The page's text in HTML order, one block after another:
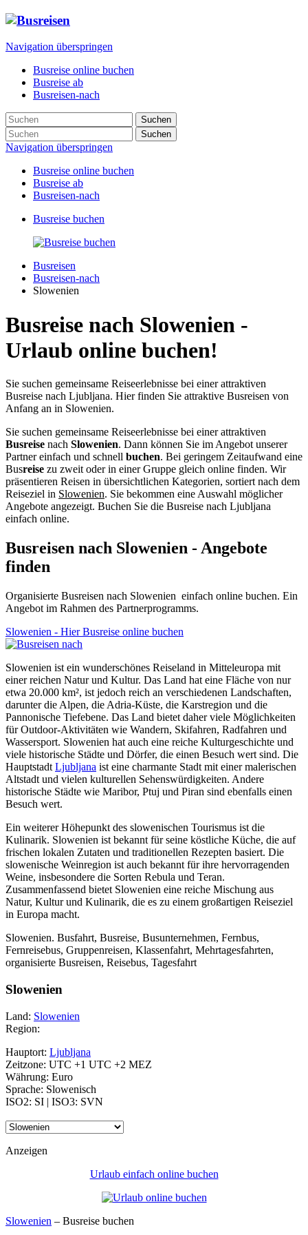
Navigation überspringen
Busreise online buchen
Busreise ab
Busreisen-nach
Suchen
Suchen
Navigation überspringen
Busreise online buchen
Busreise ab
Busreisen-nach
Busreise buchen
Busreisen
Busreisen-nach
Slowenien
Busreise nach Slowenien -
Urlaub online buchen!
Sie suchen gemeinsame Reiseerlebnisse bei einer attraktiven
Busreise nach Ljubljana. Hier finden Sie attraktive Busreisen von
Anfang an in Slowenien.
Sie suchen gemeinsame Reiseerlebnisse bei einer attraktiven
Busreise nach Slowenien. Dann können Sie im Angebot unserer
Partner einfach und schnell buchen. Bei geringem Zeitaufwand eine
Busreise zu zweit oder in einer Gruppe gleich online finden. Wir
präsentieren Reisen in übersichtlichen Kategorien, sortiert nach dem
Reiseziel in Slowenien. Sie bekommen eine Auswahl möglicher
Angebote angezeigt. Buchen Sie die Busreise nach Ljubljana
einfach online.
Busreisen nach Slowenien - Angebote
finden
Organisierte Busreisen nach Slowenien einfach online buchen. Ein
Angebot im Rahmen des Partnerprogramms.
Slowenien - Hier Busreise online buchen
Slowenien ist ein wunderschönes Reiseland in Mitteleuropa mit
einer reichen Natur und Kultur. Das Land hat eine Fläche von nur
etwa 20.000 km², ist jedoch reich an verschiedenen Landschaften,
darunter die Alpen, die Adria-Küste, die Karstregion und die
Pannonische Tiefebene. Das Land bietet daher viele Möglichkeiten
für Outdoor-Aktivitäten wie Wandern, Skifahren, Radfahren und
Wassersport. Slowenien hat auch eine reiche Kulturgeschichte und
viele historische Städte und Dörfer, die einen Besuch wert sind. Die
Hauptstadt Ljubljana ist eine charmante Stadt mit einer malerischen
Altstadt und vielen kulturellen Sehenswürdigkeiten. Andere
historische Städte wie Maribor, Ptuj und Piran sind ebenfalls einen
Besuch wert.
Ein weiterer Höhepunkt des slowenischen Tourismus ist die
Kulinarik. Slowenien ist bekannt für seine köstliche Küche, die auf
frischen lokalen Zutaten und traditionellen Rezepten basiert. Die
slowenische Weinregion ist auch bekannt für ihre hervorragenden
Weine, insbesondere die Sorten Rebula und Teran.
Zusammenfassend bietet Slowenien eine reiche Mischung aus
Natur, Kultur und Kulinarik, die es zu einem großartigen Reiseziel
in Europa macht.
Slowenien. Busfahrt, Busreise, Busunternehmen, Fernbus,
Fernreisebus, Gruppenreisen, Klassenfahrt, Mehrtagesfahrten,
organisierte Busreisen, Reisebus, Tagesfahrt
Slowenien
Land: Slowenien
Region:
Hauptort: Ljubljana
Zeitzone: UTC +1 UTC +2 MEZ
Währung: Euro
Sprache: Slowenisch
ISO2: SI | ISO3: SVN
Anzeigen
Urlaub einfach online buchen
Slowenien – Busreise buchen